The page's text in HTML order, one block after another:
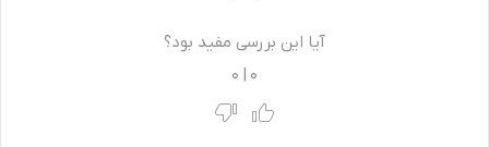
آیا این بررسی مفید بود؟
0
|
0